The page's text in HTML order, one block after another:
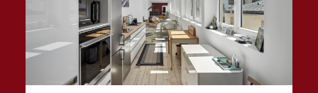
Grâce à notre connaissance approfondie du marché immobilier
parisien, nous vous fournissons une estimation précise et
personnalisée de votre bien.
Que vous soyez propriétaire dans le 10e arrondissementou
ailleurs dans la capitale, nous vous accompagnons dans la
valorisation de votre bien pour une mise en vente au prix juste.